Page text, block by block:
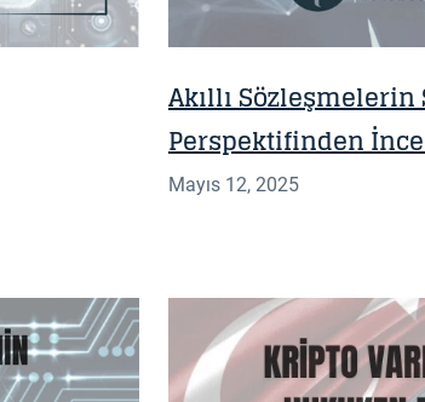
Akıllı
Perspektifinden
Mayıs 12, 2025
GÜNCELLEME